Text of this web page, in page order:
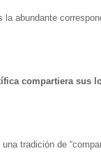
abundante
compartiera sus
tradición de